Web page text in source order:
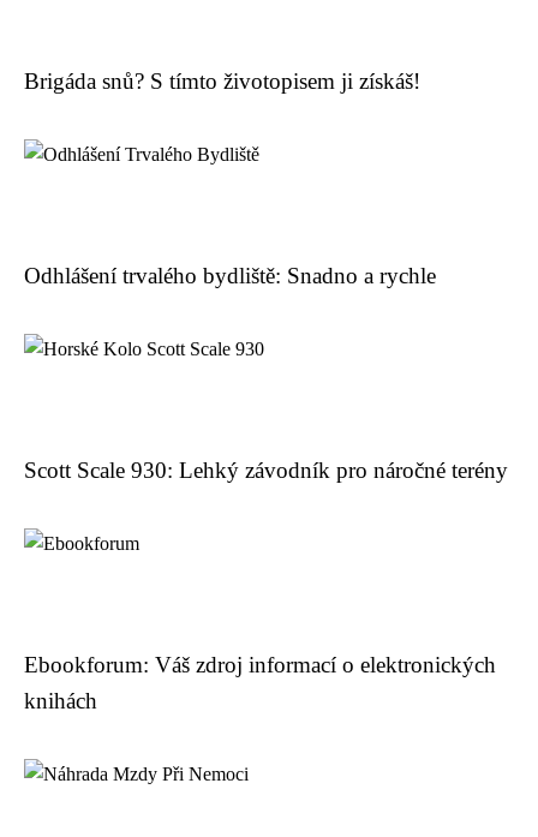
Brigáda snů? S tímto životopisem ji získáš!
Odhlášení trvalého bydliště: Snadno a rychle
Scott Scale 930: Lehký závodník pro náročné terény
Ebookforum: Váš zdroj informací o elektronických
knihách